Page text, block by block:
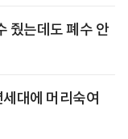
줬는데도 폐수 안
대에 머리숙여